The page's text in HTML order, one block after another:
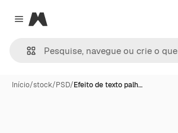
Close menu
Magnific
Início/stock/PSD/Efeito de texto palh…